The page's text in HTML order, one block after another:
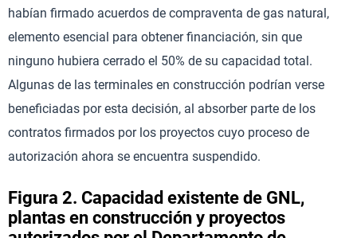
habían firmado acuerdos de compraventa de gas natural,
elemento esencial para obtener financiación, sin que
ninguno hubiera cerrado el 50% de su capacidad total.
Algunas de las terminales en construcción podrían verse
beneficiadas por esta decisión, al absorber parte de los
contratos firmados por los proyectos cuyo proceso de
autorización ahora se encuentra suspendido.